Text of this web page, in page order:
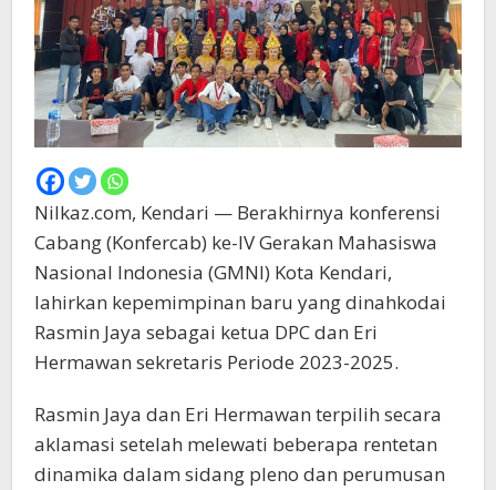
Nilkaz.com, Kendari — Berakhirnya konferensi
Cabang (Konfercab) ke-IV Gerakan Mahasiswa
Nasional Indonesia (GMNI) Kota Kendari,
lahirkan kepemimpinan baru yang dinahkodai
Rasmin Jaya sebagai ketua DPC dan Eri
Hermawan sekretaris Periode 2023-2025.
Rasmin Jaya dan Eri Hermawan terpilih secara
aklamasi setelah melewati beberapa rentetan
dinamika dalam sidang pleno dan perumusan